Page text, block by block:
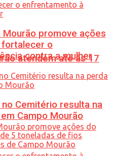
atendem até às 17
promove ações
fortalecer o
contra a mulher
Cemitério resulta na
Campo Mourão